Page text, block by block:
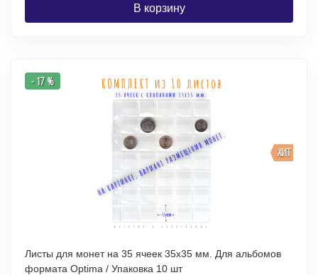
В корзину
ХИТ
- 17 %
Листы для монет на 35 ячеек 35х35 мм. Для альбомов
формата Optima / Упаковка 10 шт